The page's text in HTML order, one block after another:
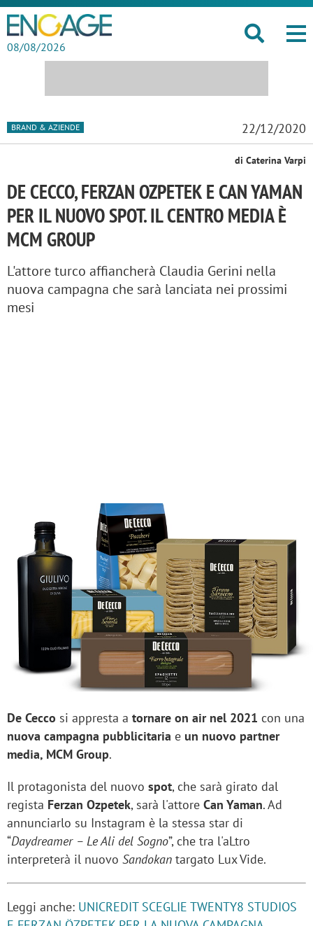
08/08/2026
BRAND & AZIENDE 22/12/2020
di Caterina Varpi
DE CECCO, FERZAN OZPETEK E CAN YAMAN
PER IL NUOVO SPOT. IL CENTRO MEDIA È
MCM GROUP
L'attore turco affiancherà Claudia Gerini nella
nuova campagna che sarà lanciata nei prossimi
mesi
De Cecco si appresta a tornare on air nel 2021 con una
nuova campagna pubblicitaria e un nuovo partner
media, MCM Group.
Il protagonista del nuovo spot, che sarà girato dal
regista Ferzan Ozpetek, sarà l'attore Can Yaman. Ad
annunciarlo su Instagram è la stessa star di
“Daydreamer – Le Ali del Sogno”, che tra l'aLtro
interpreterà il nuovo Sandokan targato Lux Vide.
Leggi anche: UNICREDIT SCEGLIE TWENTY8 STUDIOS